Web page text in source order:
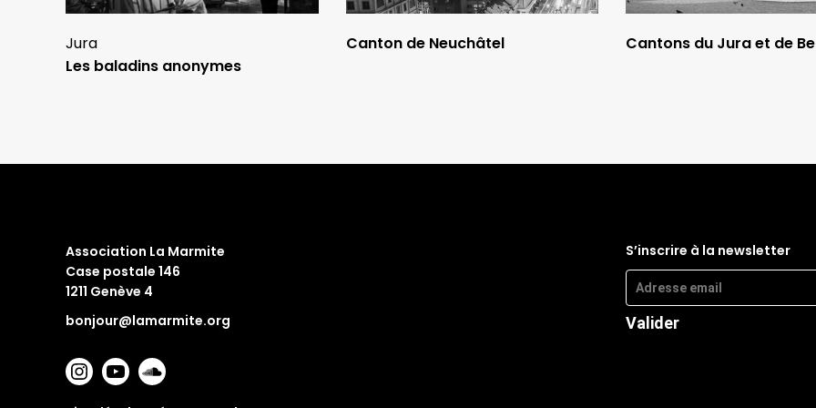
Jura
Les baladins anonymes
Canton de Neuchâtel Cantons du Jura et de
Association La Marmite
Case postale 146
1211 Genève 4
bonjour@lamarmite.org
S’inscrire à la newsletter
Valider